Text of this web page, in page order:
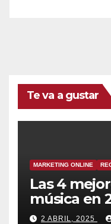
Te va a gustar
MARKETING ONLINE
Las 4
música en
canciones
2 ABRIL, 2025